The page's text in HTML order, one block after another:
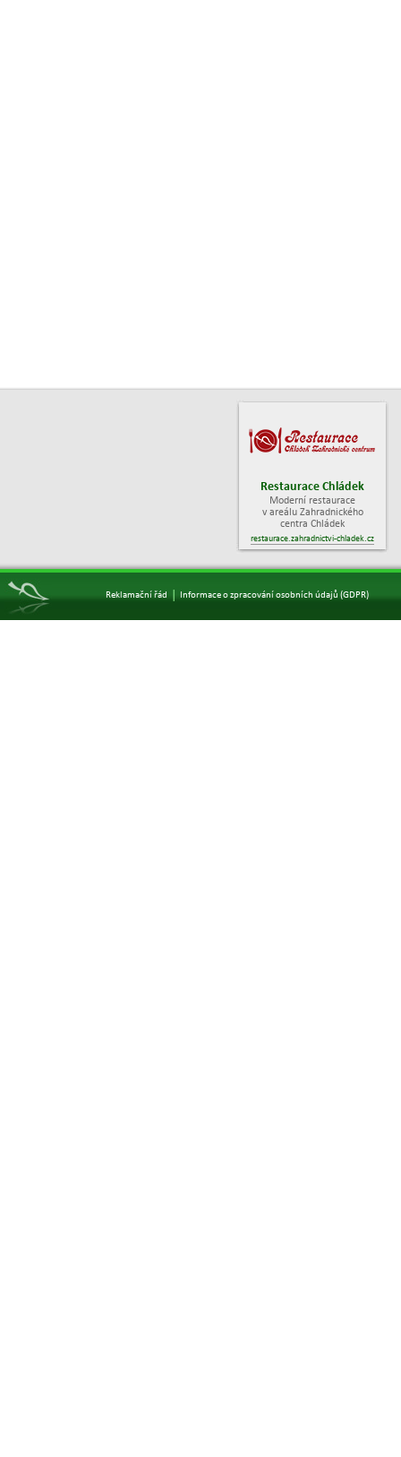
Restaurace Chládek
Moderní restaurace
v areálu Zahradnického
centra Chládek
restaurace.zahradnictvi-chladek.cz
Reklamační řád Informace o zpracování osobních údajů (GDPR)